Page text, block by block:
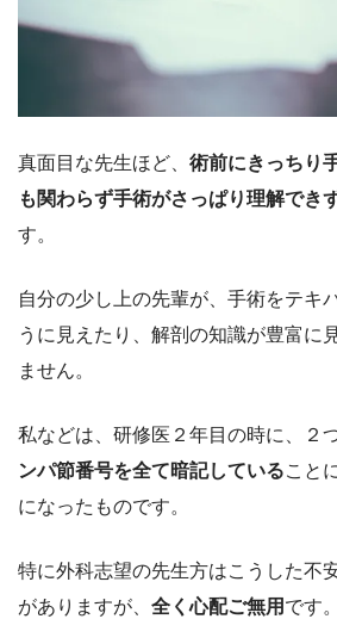
真面目な先生ほど、 術前にきっちり
も関わらず手術がさっぱり理解でき
す。
自分の少し上の先輩が、手術をテキ
うに見えたり、解剖の知識が豊富に
ません。
私などは、研修医２年目の時に、２
ンパ節番号を全て暗記していること
になったものです。
特に外科志望の先生方はこうした不
がありますが、 全く心配ご無用 です。